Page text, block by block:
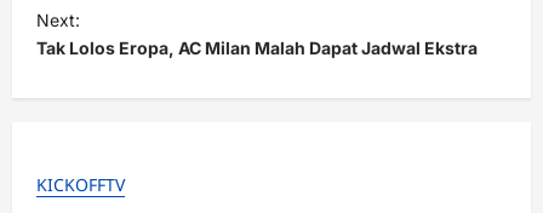
t
n
a
g
Next:
Tak Lolos Eropa, AC Milan Malah Dapat Jadwal Ekstra
KICKOFFTV